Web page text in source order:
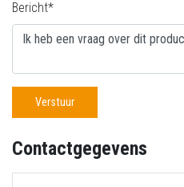
Bericht*
Verstuur
Contactgegevens